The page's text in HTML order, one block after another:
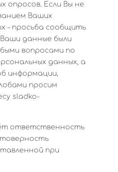
опросов. Если Вы не
Ваших
– просьба сообщить
данные были
вопросами по
данных, а
информации,
просим
sladko-
ответственность
при